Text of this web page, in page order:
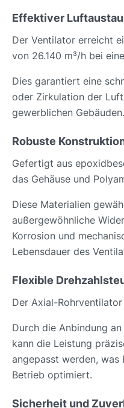
Effektiver
Der Ventilator erreicht
von 26.140 m³/h bei
Dies garantiert eine
oder Zirkulation der
gewerblichen Gebäuden.
Robuste
Gefertigt aus
das Gehäuse und
Diese Materialien
außergewöhnliche
Korrosion und
Lebensdauer des
Flexible
Der Axial-
Durch die Anbindung
kann die Leistung
angepasst werden,
Betrieb optimiert.
Sicherheit und